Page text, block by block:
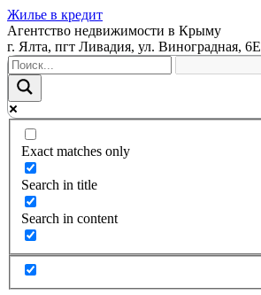
Жилье в кредит
Агентство недвижимости в Крыму
г. Ялта, пгт Ливадия, ул. Виноградная, 6Е
Exact matches only
Search in title
Search in content